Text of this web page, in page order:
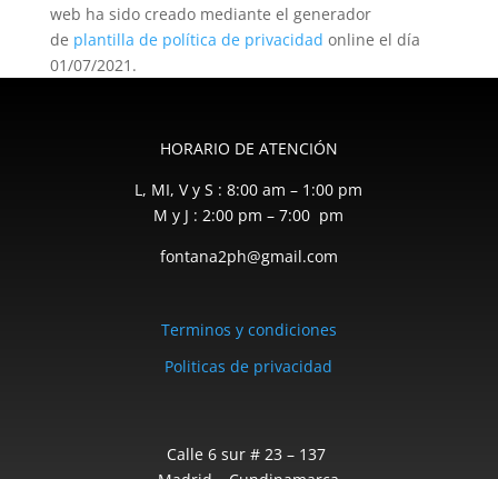
web ha sido creado mediante el generador
de plantilla de política de privacidad online el día
01/07/2021.
HORARIO DE ATENCIÓN
L, MI, V y S : 8:00 am – 1:00 pm
M y J : 2:00 pm – 7:00 pm
fontana2ph@gmail.com
Terminos y condiciones
Politicas de privacidad
Calle 6 sur # 23 – 137